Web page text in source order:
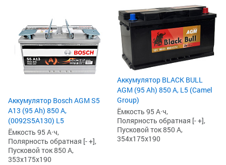
Аккумулятор Bosch AGM S5
А13 (95 Ah) 850 А,
(0092S5A130) L5
Ёмкость 95 А·ч,
Полярность обратная [- +],
Пусковой ток 850 А,
353x175x190
Аккумулятор BLACK BULL
AGM (95 Ah) 850 А, L5 (Camel
Group)
Ёмкость 95 А·ч,
Полярность обратная [- +],
Пусковой ток 850 А,
354x175x190